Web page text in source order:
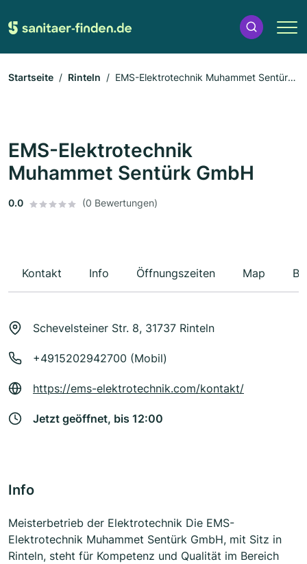
Startseite Rinteln
EMS-Elektrotechnik Muhammet Sentürk
EMS-Elektrotechnik
Muhammet Sentürk GmbH
0.0 (0 Bewertungen)
Kontakt Info Öffnungszeiten Map
Schevelsteiner Str. 8, 31737 Rinteln
+4915202942700 (Mobil)
https://ems-elektrotechnik.com/kontakt/
Jetzt geöffnet, bis 12:00
Info
Meisterbetrieb der Elektrotechnik Die EMS-
Elektrotechnik Muhammet Sentürk GmbH, mit Sitz in
Rinteln, steht für Kompetenz und Qualität im Bereich